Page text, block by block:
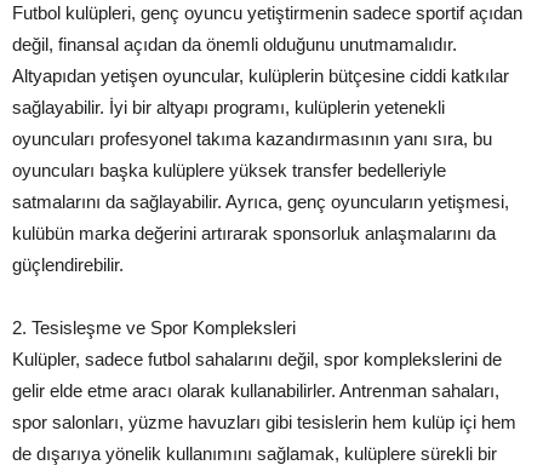
Futbol kulüpleri, genç oyuncu yetiştirmenin sadece sportif açıdan
değil, finansal açıdan da önemli olduğunu unutmamalıdır.
Altyapıdan yetişen oyuncular, kulüplerin bütçesine ciddi katkılar
sağlayabilir. İyi bir altyapı programı, kulüplerin yetenekli
oyuncuları profesyonel takıma kazandırmasının yanı sıra, bu
oyuncuları başka kulüplere yüksek transfer bedelleriyle
satmalarını da sağlayabilir. Ayrıca, genç oyuncuların yetişmesi,
kulübün marka değerini artırarak sponsorluk anlaşmalarını da
güçlendirebilir.
2. Tesisleşme ve Spor Kompleksleri
Kulüpler, sadece futbol sahalarını değil, spor komplekslerini de
gelir elde etme aracı olarak kullanabilirler. Antrenman sahaları,
spor salonları, yüzme havuzları gibi tesislerin hem kulüp içi hem
de dışarıya yönelik kullanımını sağlamak, kulüplere sürekli bir